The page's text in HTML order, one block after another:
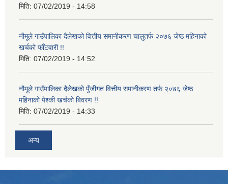
मिति: 07/02/2019 - 14:58
नौमूले गाउँपालिका दैलेखको वित्तीय समानीकरण चालुतर्फ २०७६ जेष्ठ महिनाको
खर्चको फाँटवारी !!
मिति: 07/02/2019 - 14:52
नौमूले गाउँपालिका दैलेखको पुँजीगत वित्तीय समानीकरण तर्फ २०७६ जेष्ठ
महिनाको पेश्की खर्चको बिवरण !!
मिति: 07/02/2019 - 14:33
अन्य